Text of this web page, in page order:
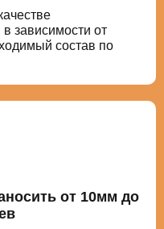
зависимости от
состав по
от 10мм до